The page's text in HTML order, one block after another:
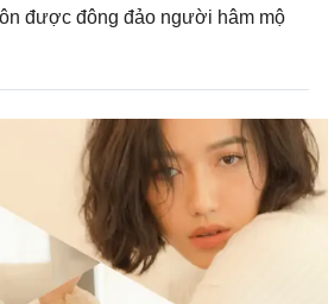
được đông đảo người hâm mộ